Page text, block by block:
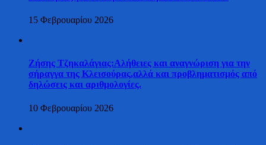
15 Φεβρουαρίου 2026
Ζήσης Τζηκαλάγιας:Αλήθειες και αναγνώριση για την
σήραγγα της Κλεισούρας,αλλά και προβληματισμός από
δηλώσεις και αριθμολογίες.
10 Φεβρουαρίου 2026